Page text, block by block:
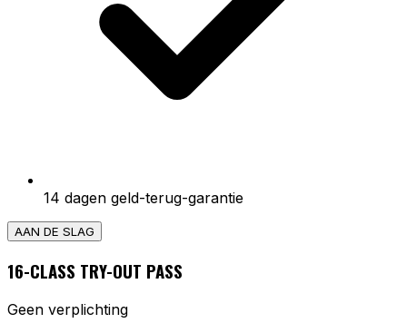
14 dagen geld-terug-garantie
AAN DE SLAG
16-CLASS TRY-OUT PASS
Geen verplichting